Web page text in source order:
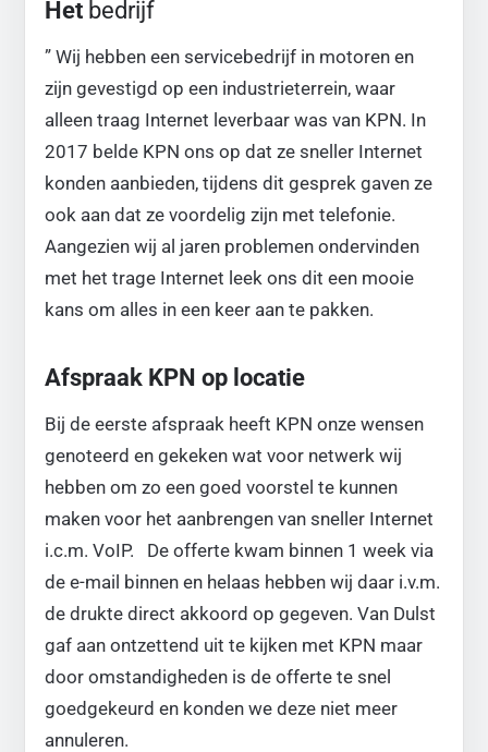
Het bedrijf
” Wij hebben een servicebedrijf in motoren en
zijn gevestigd op een industrieterrein, waar
alleen traag Internet leverbaar was van KPN. In
2017 belde KPN ons op dat ze sneller Internet
konden aanbieden, tijdens dit gesprek gaven ze
ook aan dat ze voordelig zijn met telefonie.
Aangezien wij al jaren problemen ondervinden
met het trage Internet leek ons dit een mooie
kans om alles in een keer aan te pakken.
Afspraak KPN op locatie
Bij de eerste afspraak heeft KPN onze wensen
genoteerd en gekeken wat voor netwerk wij
hebben om zo een goed voorstel te kunnen
maken voor het aanbrengen van sneller Internet
i.c.m. VoIP. De offerte kwam binnen 1 week via
de e-mail binnen en helaas hebben wij daar i.v.m.
de drukte direct akkoord op gegeven. Van Dulst
gaf aan ontzettend uit te kijken met KPN maar
door omstandigheden is de offerte te snel
goedgekeurd en konden we deze niet meer
annuleren.